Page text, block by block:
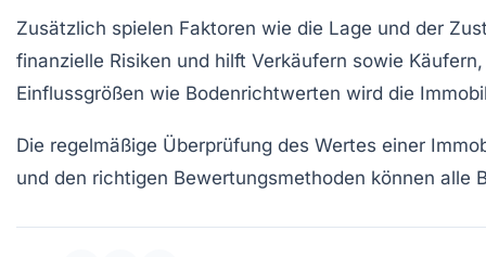
Zusätzlich spielen Faktoren wie die Lage und der
finanzielle Risiken und hilft Verkäufern sowie
Einflussgrößen wie Bodenrichtwerten wird die
Die regelmäßige Überprüfung des Wertes einer
und den richtigen Bewertungsmethoden können